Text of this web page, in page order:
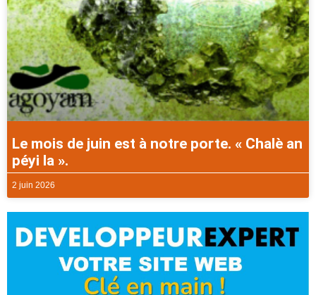
Le mois de juin est à notre porte. « Chalè an
péyi la ».
2 juin 2026